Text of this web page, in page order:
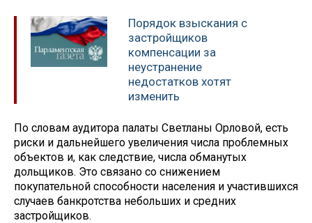
Порядок взыскания с
застройщиков
компенсации за
неустранение
недостатков хотят
изменить
По словам аудитора палаты Светланы Орловой, есть
риски и дальнейшего увеличения числа проблемных
объектов и, как следствие, числа обманутых
дольщиков. Это связано со снижением
покупательной способности населения и участившихся
случаев банкротства небольших и средних
застройщиков.